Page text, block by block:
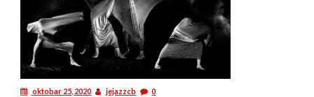
oktobar 25, 2020 jejazzcb 0